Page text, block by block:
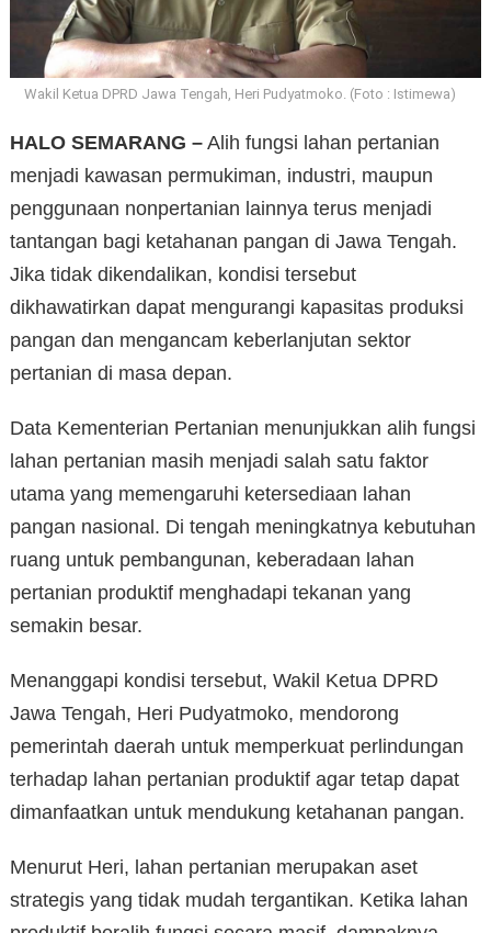
Wakil Ketua DPRD Jawa Tengah, Heri Pudyatmoko. (Foto : Istimewa)
HALO SEMARANG – Alih fungsi lahan pertanian
menjadi kawasan permukiman, industri, maupun
penggunaan nonpertanian lainnya terus menjadi
tantangan bagi ketahanan pangan di Jawa Tengah.
Jika tidak dikendalikan, kondisi tersebut
dikhawatirkan dapat mengurangi kapasitas produksi
pangan dan mengancam keberlanjutan sektor
pertanian di masa depan.
Data Kementerian Pertanian menunjukkan alih fungsi
lahan pertanian masih menjadi salah satu faktor
utama yang memengaruhi ketersediaan lahan
pangan nasional. Di tengah meningkatnya kebutuhan
ruang untuk pembangunan, keberadaan lahan
pertanian produktif menghadapi tekanan yang
semakin besar.
Menanggapi kondisi tersebut, Wakil Ketua DPRD
Jawa Tengah, Heri Pudyatmoko, mendorong
pemerintah daerah untuk memperkuat perlindungan
terhadap lahan pertanian produktif agar tetap dapat
dimanfaatkan untuk mendukung ketahanan pangan.
Menurut Heri, lahan pertanian merupakan aset
strategis yang tidak mudah tergantikan. Ketika lahan